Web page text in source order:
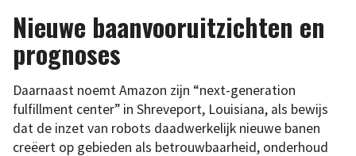
Nieuwe baanvooruitzichten en
prognoses
Daarnaast noemt Amazon zijn “next-generation
fulfillment center” in Shreveport, Louisiana, als bewijs
dat de inzet van robots daadwerkelijk nieuwe banen
creëert op gebieden als betrouwbaarheid, onderhoud